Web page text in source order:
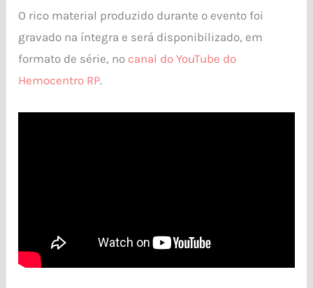
O rico material produzido durante o evento foi
gravado na íntegra e será disponibilizado, em
formato de série, no canal do YouTube do
Hemocentro RP.